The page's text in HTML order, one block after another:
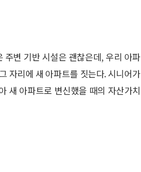
주변 기반 시설은 괜찮은데, 우리 아파
자리에 새 아파트를 짓는다. 시니어가
새 아파트로 변신했을 때의 자산가치